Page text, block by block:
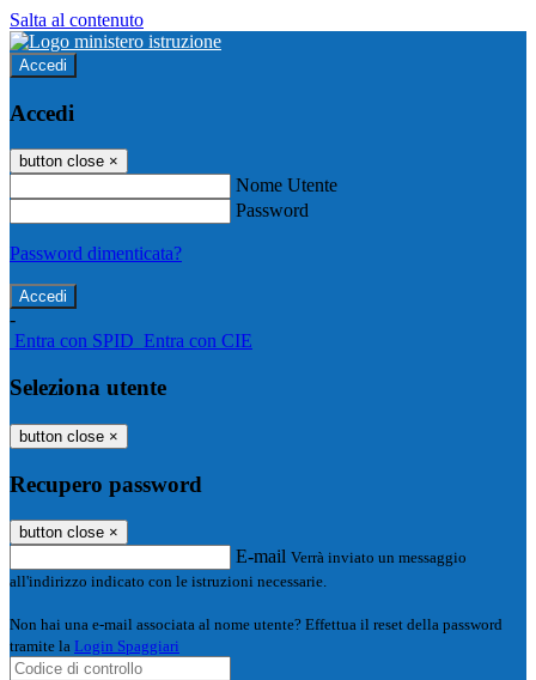
Salta al contenuto
Accedi
Accedi
button close ×
Nome Utente
Password
Password dimenticata?
-
Entra con SPID Entra con CIE
Seleziona utente
button close ×
Recupero password
button close ×
E-mail Verrà inviato un messaggio
all'indirizzo indicato con le istruzioni necessarie.
Non hai una e-mail associata al nome utente? Effettua il reset della password
tramite la Login Spaggiari